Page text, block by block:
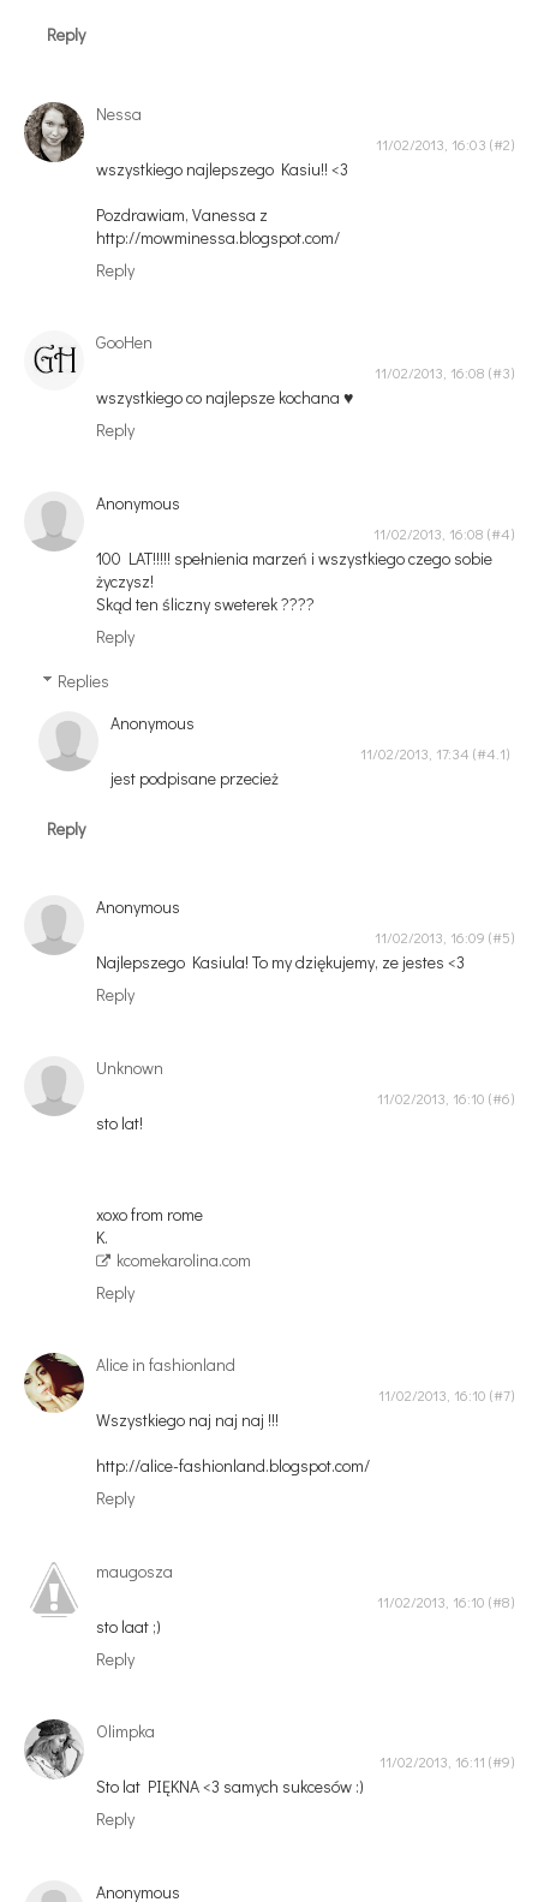
Reply
Nessa
11/02/2013, 16:03
wszystkiego najlepszego Kasiu!! <3
Pozdrawiam, Vanessa z
http://mowminessa.blogspot.com/
Reply
GooHen
11/02/2013, 16:08
wszystkiego co najlepsze kochana ♥
Reply
Anonymous
11/02/2013, 16:08
100 LAT!!!!! spełnienia marzeń i wszystkiego czego sobie
życzysz!
Skąd ten śliczny sweterek ????
Reply
Replies
Anonymous
11/02/2013, 17:34
jest podpisane przecież
Reply
Anonymous
11/02/2013, 16:09
Najlepszego Kasiula! To my dziękujemy, ze jestes <3
Reply
Unknown
11/02/2013, 16:10
sto lat!
xoxo from rome
K.
kcomekarolina.com
Reply
Alice in fashionland
11/02/2013, 16:10
Wszystkiego naj naj naj !!!
http://alice-fashionland.blogspot.com/
Reply
maugosza
11/02/2013, 16:10
sto laat ;)
Reply
Olimpka
11/02/2013, 16:11
Sto lat PIĘKNA <3 samych sukcesów :)
Reply
Anonymous